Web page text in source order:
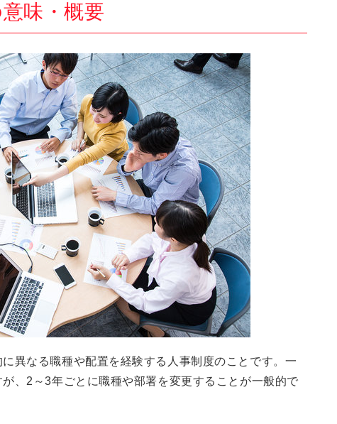
味・概要
異なる職種や配置を経験する人事制度のことです。一
、2～3年ごとに職種や部署を変更することが一般的で